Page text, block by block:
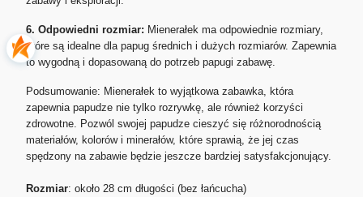
6. Odpowiedni rozmiar: Mienerałek ma odpowiednie rozmiary,
które są idealne dla papug średnich i dużych rozmiarów. Zapewnia
to wygodną i dopasowaną do potrzeb papugi zabawę.
Podsumowanie: Mienerałek to wyjątkowa zabawka, która
zapewnia papudze nie tylko rozrywkę, ale również korzyści
zdrowotne. Pozwól swojej papudze cieszyć się różnorodnością
materiałów, kolorów i minerałów, które sprawią, że jej czas
spędzony na zabawie będzie jeszcze bardziej satysfakcjonujący.
Rozmiar: około 28 cm długości (bez łańcucha)